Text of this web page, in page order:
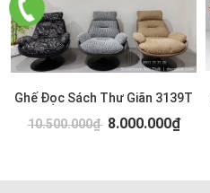
Ghế Đọc Sách Thư Giãn 3139T
10.500.000₫ 8.000.000₫